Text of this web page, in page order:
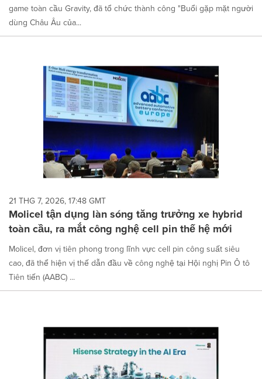
game toàn cầu Gravity, đã tổ chức thành công "Buổi gặp mặt người
dùng Châu Âu của...
21 THG 7, 2026, 17:48 GMT
Molicel tận dụng làn sóng tăng trưởng xe hybrid
toàn cầu, ra mắt công nghệ cell pin thế hệ mới
Molicel, đơn vị tiên phong trong lĩnh vực cell pin công suất siêu
cao, đã thể hiện vị thế dẫn đầu về công nghệ tại Hội nghị Pin Ô tô
Tiên tiến (AABC) ...